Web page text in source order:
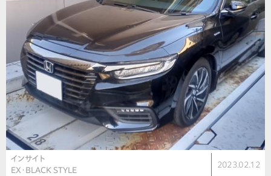
インサイト
EX・BLACK STYLE
2023.02.12